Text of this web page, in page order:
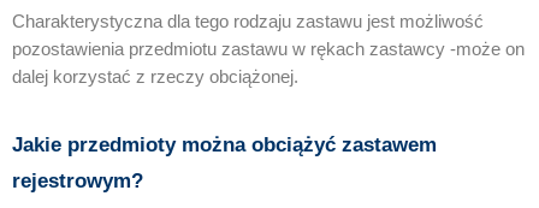
Charakterystyczna dla tego rodzaju zastawu jest możliwość
pozostawienia przedmiotu zastawu w rękach zastawcy -może on
dalej korzystać z rzeczy obciążonej.
Jakie przedmioty można obciążyć zastawem
rejestrowym?